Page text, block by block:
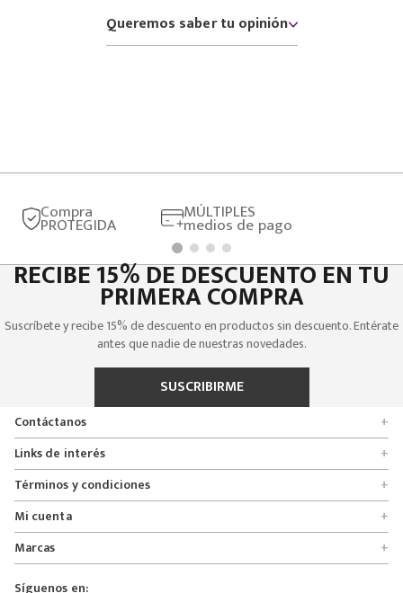
Queremos saber tu opinión
Compra
PROTEGIDA
MÚLTIPLES
medios de pago
RECIBE 15% DE DESCUENTO EN TU
PRIMERA COMPRA
Suscríbete y recibe 15% de descuento en productos sin descuento. Entérate
antes que nadie de nuestras novedades.
SUSCRIBIRME
Contáctanos
+
Encuentra tu tienda
Formulario de solicitudes
Servicio al cliente
Línea nacional 01 8000 112674
Bogotá 6767876
Calle 164# 21 - 53, Bogotá, Colombia
Links de interés +
Quienes somos
Políticas de entrega, cambio y devolución
Políticas de privacidad
Preguntas frecuentes
Glosario
Derecho de retracto
Términos y condiciones +
Promociones
Crédito Addi
Bono regalo
Mi cuenta +
Rastrear mi pedido
Lista de deseos
Pedidos
Marcas +
Bosi
Síguenos en: